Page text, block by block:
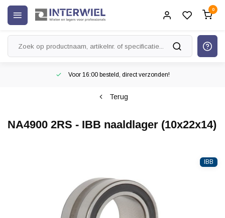
0
Voor 16:00 besteld, direct verzonden!
Terug
NA4900 2RS - IBB naaldlager (10x22x14)
IBB